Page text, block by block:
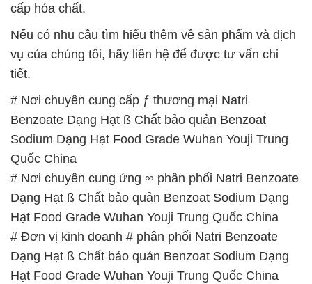
cấp hóa chất.
Nếu có nhu cầu tìm hiểu thêm về sản phẩm và dịch
vụ của chúng tôi, hãy liên hệ để được tư vấn chi
tiết.
# Nơi chuyên cung cấp ƒ thương mại Natri
Benzoate Dạng Hạt ß Chất bảo quản Benzoat
Sodium Dạng Hạt Food Grade Wuhan Youji Trung
Quốc China
# Nơi chuyên cung ứng ∞ phân phối Natri Benzoate
Dạng Hạt ß Chất bảo quản Benzoat Sodium Dạng
Hạt Food Grade Wuhan Youji Trung Quốc China
# Đơn vị kinh doanh # phân phối Natri Benzoate
Dạng Hạt ß Chất bảo quản Benzoat Sodium Dạng
Hạt Food Grade Wuhan Youji Trung Quốc China